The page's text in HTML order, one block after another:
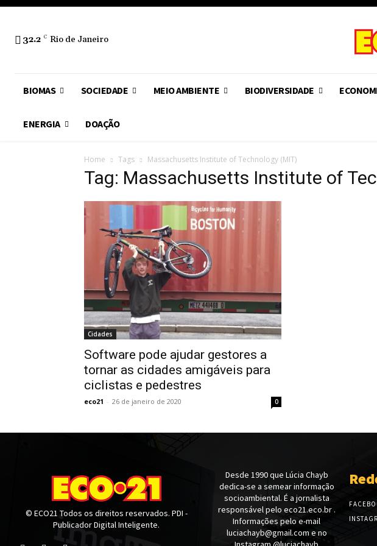
32.2 C Rio de Janeiro
BIOMAS SOCIEDADE MEIO AMBIENTE BIODIVERSIDADE
ENERGIA DOAÇÃO
Home Tags Massachusetts Institute of Technology (MIT)
Tag: Massachusetts Institute of
Cidades
Software pode ajudar gestores a
tornar as cidades amigáveis para
ciclistas e pedestres
eco21 - 26 de janeiro de 2020 0
© ECO21 Todos os direitos reservados. PDI -
Publicador Digital Inteligente.
Desde 1990 que Lúcia Chayb
dedica-se a semear informação
socioambiental. É a jornalista
responsável pelo eco21.eco.br .
Informações pelo e-mail
luciachayb@gmail.com e no